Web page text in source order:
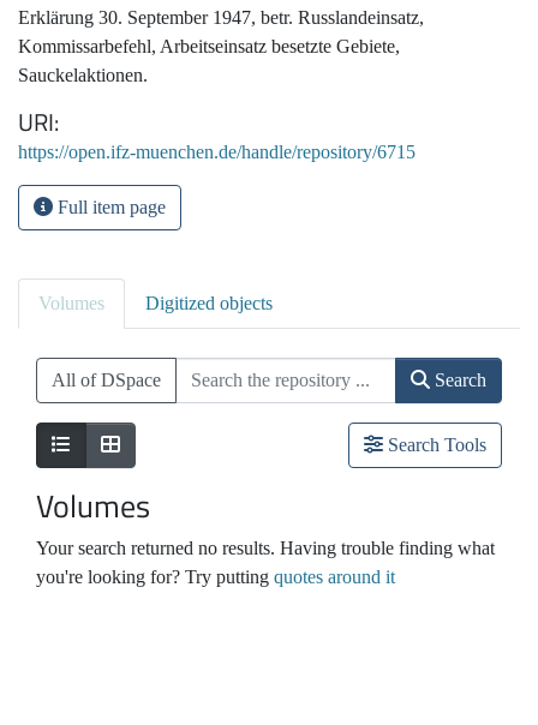
Erklärung 30. September 1947, betr. Russlandeinsatz,
Kommissarbefehl, Arbeitseinsatz besetzte Gebiete,
Sauckelaktionen.
URI
https://open.ifz-muenchen.de/handle/repository/6715
Full item page
Volumes Digitized objects
All of DSpace Search
Search Tools
Volumes
Your search returned no results. Having trouble finding what
you're looking for? Try putting quotes around it